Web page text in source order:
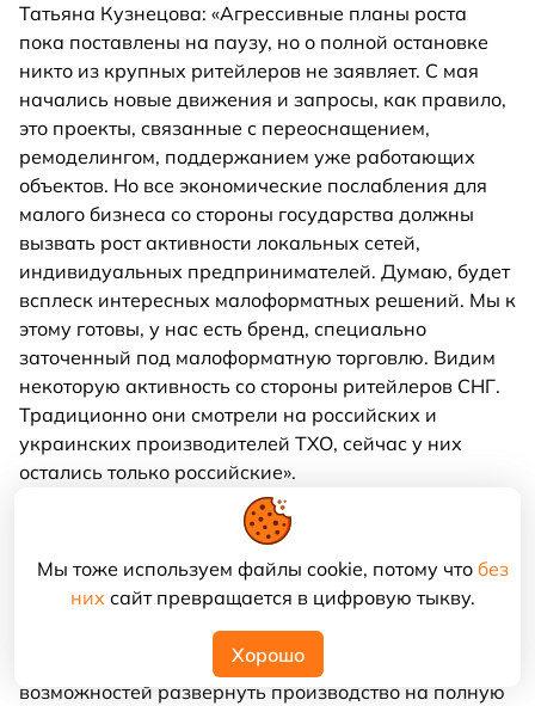
Татьяна Кузнецова: «Агрессивные планы роста
пока поставлены на паузу, но о полной остановке
никто из крупных ритейлеров не заявляет. С мая
начались новые движения и запросы, как правило,
это проекты, связанные с переоснащением,
ремоделингом, поддержанием уже работающих
объектов. Но все экономические послабления для
малого бизнеса со стороны государства должны
вызвать рост активности локальных сетей,
индивидуальных предпринимателей. Думаю, будет
всплеск интересных малоформатных решений. Мы к
этому готовы, у нас есть бренд, специально
заточенный под малоформатную торговлю. Видим
некоторую активность со стороны ритейлеров СНГ.
Традиционно они смотрели на российских и
украинских производителей ТХО, сейчас у них
остались только российские».
«На рынке до сих пор не было сезонного всплеска
активности, который традиционно начинается в
марте, когда производители мороженого и
прохладительных напитков готовятся к лету, –
рассказывает Андрей Морозов. – Сейчас конец мая,
а сезон высоких продаж и, соответственно,
возможностей развернуть производство на полную
Мы тоже используем файлы cookie, потому что без
нихсайт превращается в цифровую тыкву.
Хорошо